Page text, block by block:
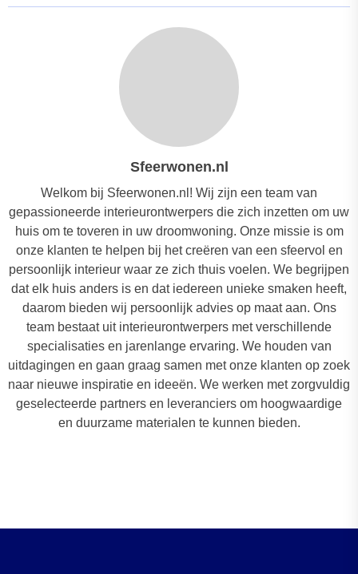
Sfeerwonen.nl
Welkom bij Sfeerwonen.nl! Wij zijn een team van
gepassioneerde interieurontwerpers die zich inzetten om uw
huis om te toveren in uw droomwoning. Onze missie is om
onze klanten te helpen bij het creëren van een sfeervol en
persoonlijk interieur waar ze zich thuis voelen. We begrijpen
dat elk huis anders is en dat iedereen unieke smaken heeft,
daarom bieden wij persoonlijk advies op maat aan. Ons
team bestaat uit interieurontwerpers met verschillende
specialisaties en jarenlange ervaring. We houden van
uitdagingen en gaan graag samen met onze klanten op zoek
naar nieuwe inspiratie en ideeën. We werken met zorgvuldig
geselecteerde partners en leveranciers om hoogwaardige
en duurzame materialen te kunnen bieden.